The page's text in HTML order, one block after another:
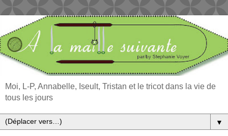
Moi, L-P, Annabelle, Iseult, Tristan et le tricot dans la vie de
tous les jours
▼